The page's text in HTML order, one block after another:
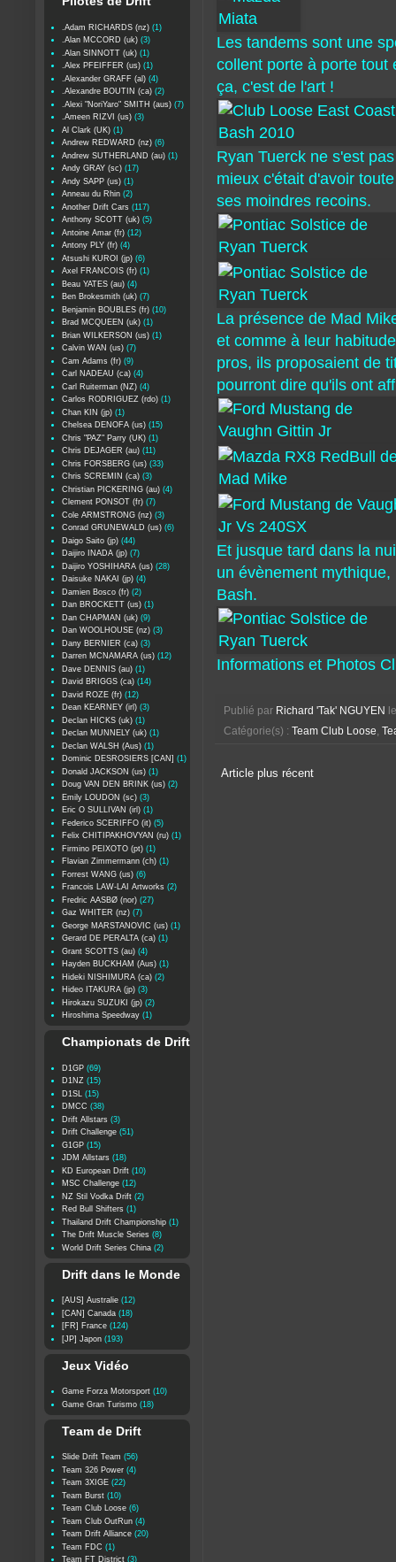
Les tandems sont une
collent porte à porte tout
ça, c'est de l'art !
Ryan Tuerck ne s'est
mieux c'était d'avoir
ses moindres recoins.
La présence de Mad
et comme à leur
pros, ils proposaient de
pourront dire qu'ils ont
Et jusque tard dans la
un évènement
Bash.
Informations et Photos
Publié par Richard 'Tak' NGUYEN
Catégorie(s) :
Team Club Loose,
Article plus récent
.Adam RICHARDS (nz) (1)
.Alan MCCORD (uk) (3)
.Alan SINNOTT (uk) (1)
.Alex PFEIFFER (us) (1)
.Alexander GRAFF (al) (4)
.Alexandre BOUTIN (ca) (2)
.Alexi "NoriYaro" SMITH (aus) (7)
.Ameen RIZVI (us) (3)
Al Clark (UK) (1)
Andrew REDWARD (nz) (6)
Andrew SUTHERLAND (au) (1)
Andy GRAY (sc) (17)
Andy SAPP (us) (1)
Anneau du Rhin (2)
Another Drift Cars (117)
Anthony SCOTT (uk) (5)
Antoine Amar (fr) (12)
Antony PLY (fr) (4)
Atsushi KUROI (jp) (6)
Axel FRANCOIS (fr) (1)
Beau YATES (au) (4)
Ben Brokesmith (uk) (7)
Benjamin BOUBLES (fr) (10)
Brad MCQUEEN (uk) (1)
Brian WILKERSON (us) (1)
Calvin WAN (us) (7)
Cam Adams (fr) (9)
Carl NADEAU (ca) (4)
Carl Ruiterman (NZ) (4)
Carlos RODRIGUEZ (rdo) (1)
Chan KIN (jp) (1)
Chelsea DENOFA (us) (15)
Chris "PAZ" Parry (UK) (1)
Chris DEJAGER (au) (11)
Chris FORSBERG (us) (33)
Chris SCREMIN (ca) (3)
Christian PICKERING (au) (4)
Clement PONSOT (fr) (7)
Cole ARMSTRONG (nz) (3)
Conrad GRUNEWALD (us) (6)
Daigo Saito (jp) (44)
Daijiro INADA (jp) (7)
Daijiro YOSHIHARA (us) (28)
Daisuke NAKAI (jp) (4)
Damien Bosco (fr) (2)
Dan BROCKETT (us) (1)
Dan CHAPMAN (uk) (9)
Dan WOOLHOUSE (nz) (3)
Dany BERNIER (ca) (3)
Darren MCNAMARA (us) (12)
Dave DENNIS (au) (1)
David BRIGGS (ca) (14)
David ROZE (fr) (12)
Dean KEARNEY (irl) (3)
Declan HICKS (uk) (1)
Declan MUNNELY (uk) (1)
Declan WALSH (Aus) (1)
Dominic DESROSIERS [CAN] (1)
Donald JACKSON (us) (1)
Doug VAN DEN BRINK (us) (2)
Emily LOUDON (sc) (3)
Eric O SULLIVAN (irl) (1)
Federico SCERIFFO (it) (5)
Felix CHITIPAKHOVYAN (ru) (1)
Firmino PEIXOTO (pt) (1)
Flavian Zimmermann (ch) (1)
Forrest WANG (us) (6)
Francois LAW-LAI Artworks (2)
Fredric AASBØ (nor) (27)
Gaz WHITER (nz) (7)
George MARSTANOVIC (us) (1)
Gerard DE PERALTA (ca) (1)
Grant SCOTTS (au) (4)
Hayden BUCKHAM (Aus) (1)
Hideki NISHIMURA (ca) (2)
Hideo ITAKURA (jp) (3)
Hirokazu SUZUKI (jp) (2)
Hiroshima Speedway (1)
Championats de Drift
D1GP (69)
D1NZ (15)
D1SL
(15)
DMCC (38)
Drift Allstars (3)
Drift Challenge (51)
G1GP (15)
JDM Allstars (18)
KD European Drift (10)
MSC Challenge (12)
NZ Stil Vodka Drift (2)
Red Bull Shifters (1)
Thailand Drift Championship (1)
The Drift Muscle Series (8)
World Drift Series China (2)
Drift dans le Monde
[AUS] Australie (12)
[CAN] Canada (18)
[FR] France (124)
[JP] Japon (193)
Jeux Vidéo
Game Forza Motorsport (10)
Game Gran Turismo (18)
Team de Drift
Slide Drift Team (56)
Team 326 Power (4)
Team 3XIGE (22)
Team Burst (10)
Team Club Loose (6)
Team Club OutRun (4)
Team Drift Alliance (20)
Team FDC (1)
Team FT District (3)